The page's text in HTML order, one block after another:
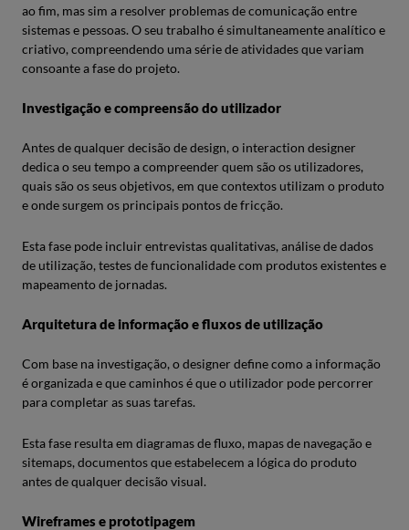
ao fim, mas sim a resolver problemas de comunicação entre
sistemas e pessoas. O seu trabalho é simultaneamente analítico e
criativo, compreendendo uma série de atividades que variam
consoante a fase do projeto.
Investigação e compreensão do utilizador
Antes de qualquer decisão de design, o interaction designer
dedica o seu tempo a compreender quem são os utilizadores,
quais são os seus objetivos, em que contextos utilizam o produto
e onde surgem os principais pontos de fricção.
Esta fase pode incluir entrevistas qualitativas, análise de dados
de utilização, testes de funcionalidade com produtos existentes e
mapeamento de jornadas.
Arquitetura de informação e fluxos de utilização
Com base na investigação, o designer define como a informação
é organizada e que caminhos é que o utilizador pode percorrer
para completar as suas tarefas.
Esta fase resulta em diagramas de fluxo, mapas de navegação e
sitemaps, documentos que estabelecem a lógica do produto
antes de qualquer decisão visual.
Wireframes e prototipagem